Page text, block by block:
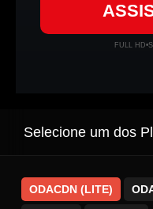
FULL HD•
Selecione um dos
ODACDN (LITE)